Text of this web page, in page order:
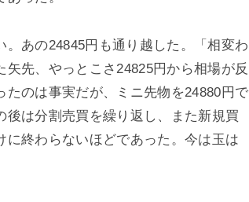
あの24845円も通り越した。「相変わ
先、やっとこさ24825円から相場が反
のは事実だが、ミニ先物を24880円で
は分割売買を繰り返し、また新規買
終わらないほどであった。今は玉は